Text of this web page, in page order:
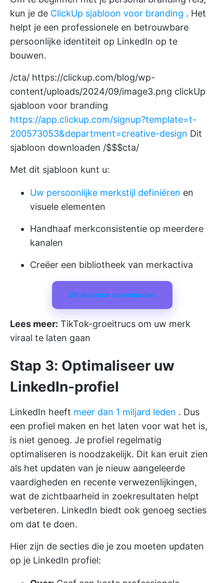
kun je de ClickUp sjabloon voor branding . Het
helpt je een professionele en betrouwbare
persoonlijke identiteit op LinkedIn op te
bouwen.
/cta/ https://clickup.com/blog/wp-
content/uploads/2024/09/image3.png clickUp
sjabloon voor branding
https://app.clickup.com/signup?template=t-
200573053&department=creative-design Dit
sjabloon downloaden /$$$cta/
Met dit sjabloon kunt u:
Uw persoonlijke merkstijl definiëren en
visuele elementen
Handhaaf merkconsistentie op meerdere
kanalen
Creëer een bibliotheek van merkactiva
Dit sjabloon downloaden
Lees meer: TikTok-groeitrucs om uw merk
viraal te laten gaan
Stap 3: Optimaliseer uw
LinkedIn-profiel
LinkedIn heeft meer dan 1 miljard leden . Dus
een profiel maken en het laten voor wat het is,
is niet genoeg. Je profiel regelmatig
optimaliseren is noodzakelijk. Dit kan eruit zien
als het updaten van je nieuw aangeleerde
vaardigheden en recente verwezenlijkingen,
wat de zichtbaarheid in zoekresultaten helpt
verbeteren. LinkedIn biedt ook genoeg secties
om dat te doen.
Hier zijn de secties die je zou moeten updaten
op je LinkedIn profiel: